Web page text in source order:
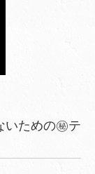
いための㊙︎テ